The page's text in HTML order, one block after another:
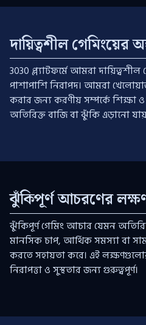
দায়িত্বশীল গেমিংয়ের
3030 প্ল্যাটফর্মে আমরা দায়িত্বশীল
পাশাপাশি নিরাপদ। আমরা
করার জন্য করণীয় সম্পর্কে শিক্ষা
অতিরিক্ত বাজি বা ঝুঁকি এড়ানো
ঝুঁকিপূর্ণ আচরণের
ঝুঁকিপূর্ণ গেমিং আচার যেমন
মানসিক চাপ, আর্থিক সমস্যা বা
করতে সহায়তা করে। এই
নিরাপত্তা ও সুস্থতার জন্য গুরুত্বপূর্ণ।